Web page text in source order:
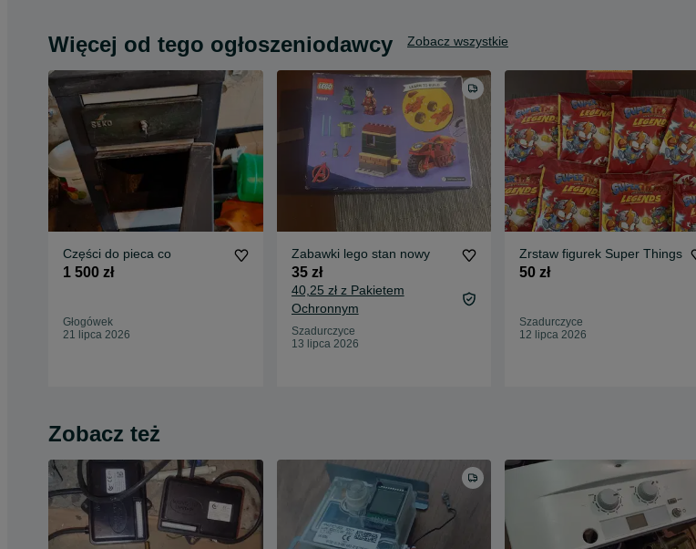
Więcej od tego ogłoszeniodawcy Zobacz wszystkie
Części do pieca co
1 500 zł
Głogówek
21 lipca 2026
Zabawki lego stan nowy
35 zł
40,25 zł z Pakietem
Ochronnym
Szadurczyce
13 lipca 2026
Zrstaw figurek Super Things
50 zł
Szadurczyce
12 lipca 2026
Zobacz też